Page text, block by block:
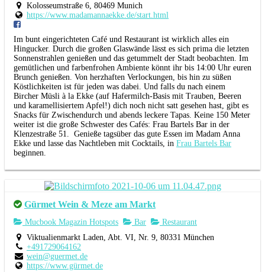
Kolosseumstraße 6, 80469 Munich
https://www.madamannaekke.de/start.html
Im bunt eingerichteten Café und Restaurant ist wirklich alles ein
Hingucker. Durch die großen Glaswände lässt es sich prima die letzten
Sonnenstrahlen genießen und das getummelt der Stadt beobachten. Im
gemütlichen und farbenfrohen Ambiente könnt ihr bis 14:00 Uhr euren
Brunch genießen. Von herzhaften Verlockungen, bis hin zu süßen
Köstlichkeiten ist für jeden was dabei. Und falls du nach einem
Bircher Müsli à la Ekke (auf Hafermilch-Basis mit Trauben, Beeren
und karamellisiertem Apfel!) dich noch nicht satt gesehen hast, gibt es
Snacks für Zwischendurch und abends leckere Tapas. Keine 150 Meter
weiter ist die große Schwester des Cafés: Frau Bartels Bar in der
Klenzestraße 51. Genieße tagsüber das gute Essen im Madam Anna
Ekke und lasse das Nachtleben mit Cocktails, in Frau Bartels Bar
beginnen.
Gürmet Wein & Meze am Markt
Mucbook Magazin Hotspots Bar
Restaurant
Viktualienmarkt Laden, Abt. VI, Nr. 9, 80331 München
+491729064162
wein@guermet.de
https://www.gürmet.de